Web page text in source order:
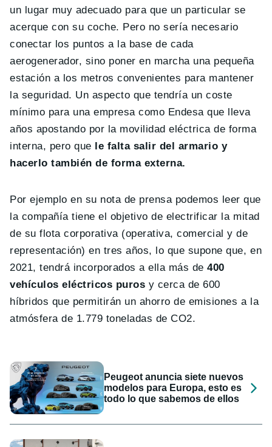
un lugar muy adecuado para que un particular se
acerque con su coche. Pero no sería necesario
conectar los puntos a la base de cada
aerogenerador, sino poner en marcha una pequeña
estación a los metros convenientes para mantener
la seguridad. Un aspecto que tendría un coste
mínimo para una empresa como Endesa que lleva
años apostando por la movilidad eléctrica de forma
interna, pero que le falta salir del armario y
hacerlo también de forma externa.
Por ejemplo en su nota de prensa podemos leer que
la compañía tiene el objetivo de electrificar la mitad
de su flota corporativa (operativa, comercial y de
representación) en tres años, lo que supone que, en
2021, tendrá incorporados a ella más de400
vehículos eléctricos puros y cerca de 600
híbridos que permitirán un ahorro de emisiones a la
atmósfera de 1.779 toneladas de CO2.
Peugeot anuncia siete nuevos
modelos para Europa, esto es
todo lo que sabemos de ellos